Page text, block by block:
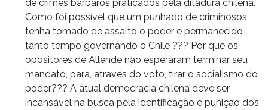
de crimes bárbaros praticados pela ditadura chilena.
Como foi possível que um punhado de criminosos
tenha tomado de assalto o poder e permanecido
tanto tempo governando o Chile ??? Por que os
opositores de Allende não esperaram terminar seu
mandato, para, através do voto, tirar o socialismo do
poder??? A atual democracia chilena deve ser
incansável na busca pela identificação e punição dos